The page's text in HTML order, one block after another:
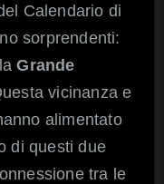
Calendario di
sorprendenti:
Grande
vicinanza e
alimentato
di questi due
tra le